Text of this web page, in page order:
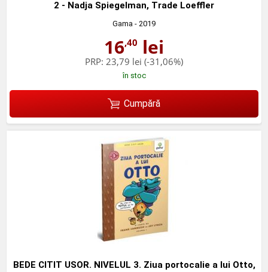
2 - Nadja Spiegelman, Trade Loeffler
Gama - 2019
16,40 lei
PRP: 23,79 lei (-31,06%)
în stoc
Cumpără
BEDE CITIT USOR. NIVELUL 3. Ziua portocalie a lui Otto,